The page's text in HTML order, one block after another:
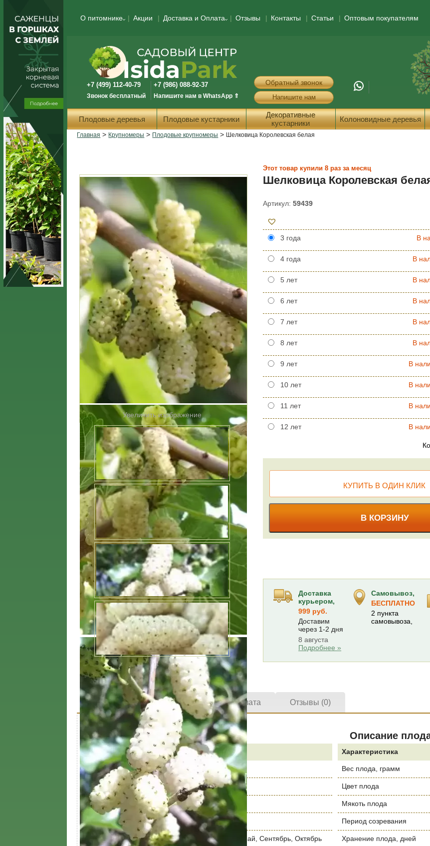
О питомнике Акции Доставка и Оплата Отзывы Контакты Статьи Оптовым покупателям
+7 (499) 112-40-79
Звонок бесплатный
+7 (986) 088-92-37
Напишите нам в WhatsApp ⇑
Обратный звонок
Напишите нам
Плодовые деревья Плодовые кустарники
Декоративные
кустарники
Колоновидные деревья
Главная > Крупномеры > Плодовые крупномеры > Шелковица Королевская белая
Увеличить изображение
Этот товар купили 8 раз за месяц
Шелковица Королевская
Артикул:59439
3 года В
4 года В
5 лет В
6 лет В
7 лет В
8 лет В
9 лет В
10 лет В
11 лет В
12 лет В
В КОРЗИНУ
КУПИТЬ В ОДИН КЛИК
Доставка
курьером,
999 руб.
Доставим
через 1-2 дня
8 августа
Подробнее »
Самовывоз,
БЕСПЛАТНО
2 пункта
самовывоза,
Характеристики Доставка и оплата Отзывы (0)
Описание дерева
Характеристика Значение
Урожайность кг/дерево до 20
Срок созревания Ранний
Период цветения Май, Июнь
Вид саженца Дерево
Время посадки Март, Апрель, Май, Сентябрь, Октябрь
Описание
Характеристика
Вес плода, грамм
Цвет плода
Мякоть плода
Период созревания
Хранение плода, дней